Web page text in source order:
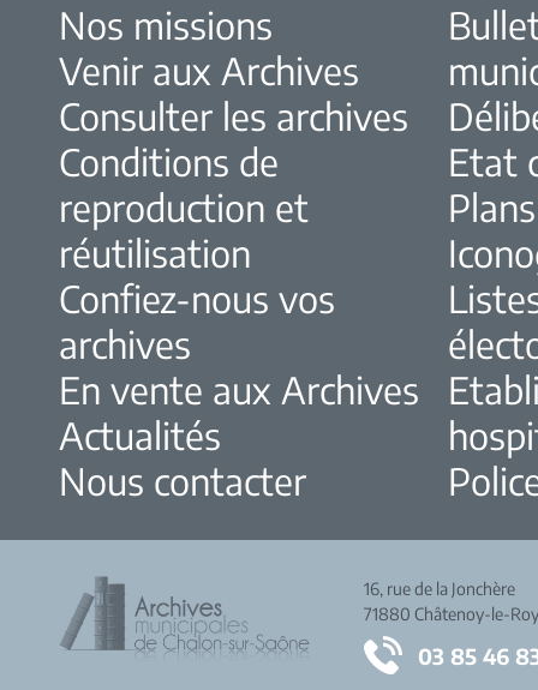
Nos missions
Venir aux Archives
Consulter les archives
Conditions de
reproduction et
réutilisation
Confiez-nous vos
archives
En vente aux Archives
Actualités
Nous contacter
Etat
Plans
16, rue de la Jonchère
71880 Châtenoy-le-
03 85 46